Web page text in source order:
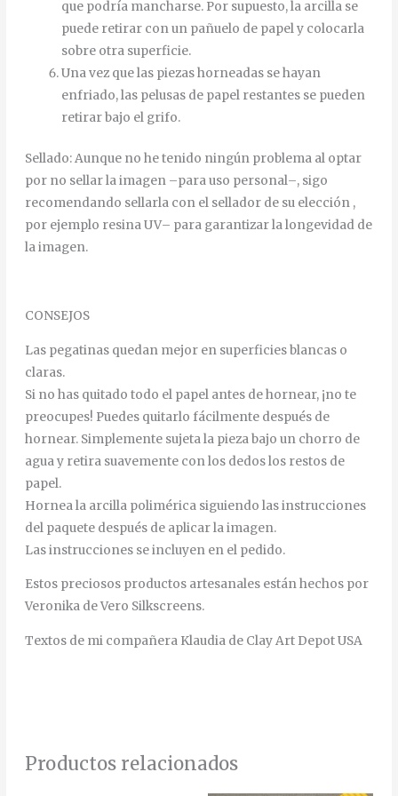
que podría mancharse. Por supuesto,la arcilla se
puede retirar conun pañuelo de papely colocarla
sobre otra superficie.
Unavez quelas piezashorneadas sehayan
enfriado,las pelusas de papel restantes se pueden
retirarbajo el grifo.
Sellado:Aunque no hetenido ningún problema al optar
por no sellarlaimagen –parauso personal–, sigo
recomendando sellarla con el sellador de su elección,
por ejemplo resinaUV– para garantizarlalongevidad de
laimagen.
CONSEJOS
Las pegatinas quedan mejor en superficies blancas o
claras.
Si no has quitado todo el papel antes de hornear, ¡no te
preocupes! Puedes quitarlo fácilmente después de
hornear. Simplemente sujeta la pieza bajo un chorro de
agua y retira suavemente con los dedos los restos de
papel.
Hornea la arcilla polimérica siguiendo las instrucciones
del paquete después de aplicar la imagen.
Las instrucciones se incluyen en el pedido.
Estos preciosos productos artesanales están hechos por
Veronika de Vero Silkscreens.
Textos de mi compañera Klaudia de Clay Art Depot USA
Productos relacionados